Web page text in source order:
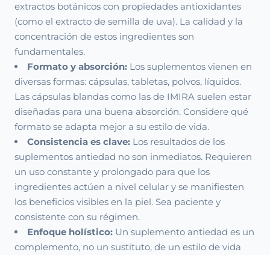
extractos botánicos con propiedades antioxidantes
(como el extracto de semilla de uva). La calidad y la
concentración de estos ingredientes son
fundamentales.
Formato y absorción: Los suplementos vienen en
diversas formas: cápsulas, tabletas, polvos, líquidos.
Las cápsulas blandas como las de IMIRA suelen estar
diseñadas para una buena absorción. Considere qué
formato se adapta mejor a su estilo de vida.
Consistencia es clave: Los resultados de los
suplementos antiedad no son inmediatos. Requieren
un uso constante y prolongado para que los
ingredientes actúen a nivel celular y se manifiesten
los beneficios visibles en la piel. Sea paciente y
consistente con su régimen.
Enfoque holístico: Un suplemento antiedad es un
complemento, no un sustituto, de un estilo de vida